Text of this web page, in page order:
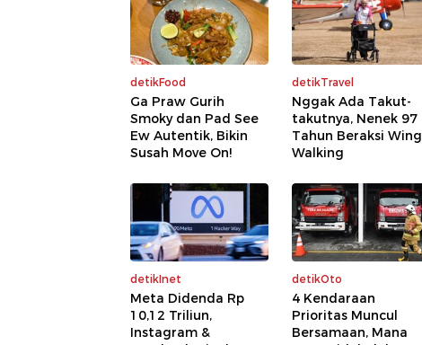
detikFood
Ga Praw Gurih
Smoky dan Pad See
Ew Autentik, Bikin
Susah Move On!
detikTravel
Nggak Ada Takut-
takutnya, Nenek 97
Tahun Beraksi Wing
Walking
detikInet
Meta Didenda Rp
10,12 Triliun,
Instagram &
detikOto
4 Kendaraan
Prioritas Muncul
Bersamaan, Mana